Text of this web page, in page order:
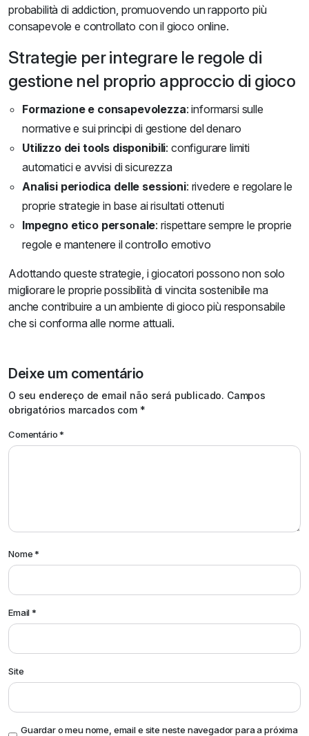
probabilità di addiction, promuovendo un rapporto più
consapevole e controllato con il gioco online.
Strategie per integrare le regole di
gestione nel proprio approccio di gioco
Formazione e consapevolezza: informarsi sulle
normative e sui principi di gestione del denaro
Utilizzo dei tools disponibili: configurare limiti
automatici e avvisi di sicurezza
Analisi periodica delle sessioni: rivedere e regolare le
proprie strategie in base ai risultati ottenuti
Impegno etico personale: rispettare sempre le proprie
regole e mantenere il controllo emotivo
Adottando queste strategie, i giocatori possono non solo
migliorare le proprie possibilità di vincita sostenibile ma
anche contribuire a un ambiente di gioco più responsabile
che si conforma alle norme attuali.
Deixe um comentário
O seu endereço de email não será publicado. Campos
obrigatórios marcados com *
Comentário*
Nome*
Email*
Site
Guardar o meu nome, email e site neste navegador para a próxima
Alternative: